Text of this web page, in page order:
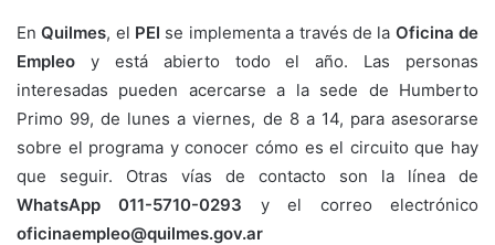
EnQuilmes, el PEI se implementa a través de la Oficina de
Empleo y está abierto todo el año. Las personas
interesadas pueden acercarse a la sede de Humberto
Primo 99, de lunes a viernes, de 8 a 14, para asesorarse
sobre el programa y conocer cómo es el circuito que hay
que seguir. Otras vías de contacto son la línea de
WhatsApp 011-5710-0293 y el correo electrónico
oficinaempleo@quilmes.gov.ar